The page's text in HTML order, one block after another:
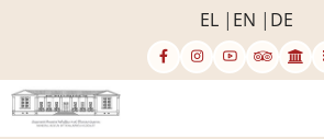
κυρίως
περιεχόμενο
EL EN DE